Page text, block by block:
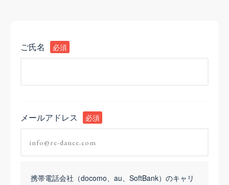
ご氏名 必須
メールアドレス 必須
携帯電話会社（docomo、au、SoftBank）のキャリ